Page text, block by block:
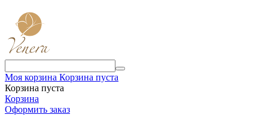
Моя корзина Корзина пуста
Корзина пуста
Корзина
Оформить заказ